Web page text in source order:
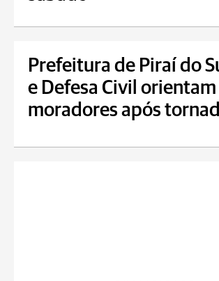
Prefeitura de Piraí do
e Defesa Civil orientam
moradores após